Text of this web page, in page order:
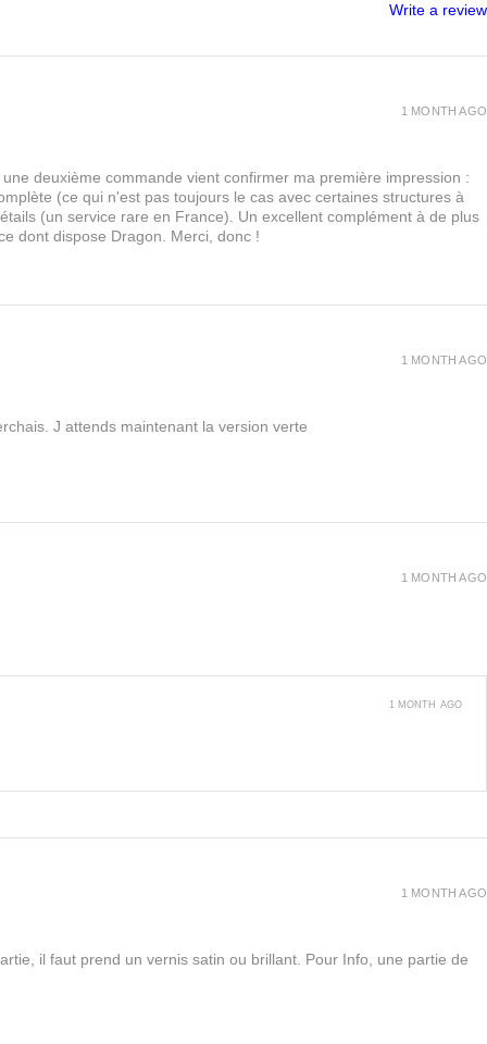
Write a review
deuxième commande vient confirmer ma première impression :
(ce qui n'est pas toujours le cas avec certaines structures à
(un service rare en France). Un excellent complément à de plus
dont dispose Dragon. Merci, donc !
1 MONTH AGO
J attends maintenant la version verte
1 MONTH AGO
1 MONTH AGO
1 MONTH AGO
il faut prend un vernis satin ou brillant. Pour Info, une partie de
1 MONTH AGO